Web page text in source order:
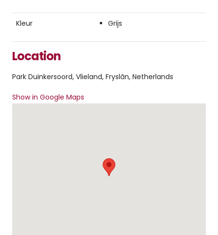
Kleur Grijs
Location
Park Duinkersoord, Vlieland, Fryslân, Netherlands
Show in Google Maps